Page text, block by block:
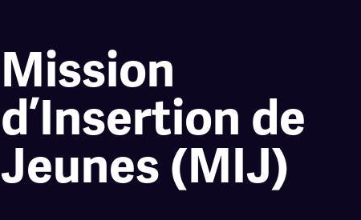
Mission
d’Insertion de
Jeunes (MIJ)